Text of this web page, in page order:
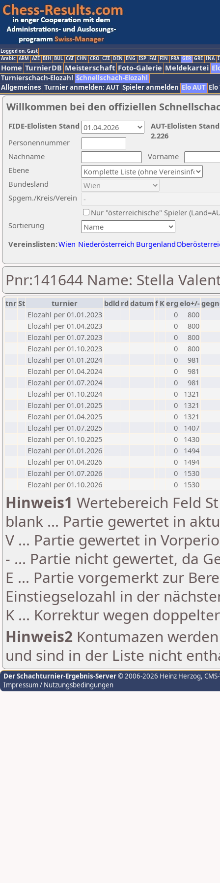
Logged on: Gast
Arabic ARM AZE BIH BUL CAT CHN CRO CZE DEN ENG ESP FAI FIN FRA GER GRE INA
Home TurnierDB Meisterschaft Foto-Galerie Meldekartei
Turnierschach-Elozahl Schnellschach-Elozahl
Allgemeines Turnier anmelden: AUT Spieler anmelden Elo AUT
Willkommen bei den offiziellen
Nachname
Vorname
Ebene
Sortierung
Personennummer
Bundesland
Spgem./Kreis/Verein
Nur "österreichische" Spieler
Vereinslisten:Wien Niederösterreich Burgenland
AUT-Elolisten
2.226
FIDE-Elolisten Stand
Pnr:141644 Name: Stella
tnrSt turnier bdld rd datumf Kerg elo+/-
Elozahl per 01.01.2023
0
800
Elozahl per 01.04.2023
0
800
Elozahl per 01.07.2023
0
800
Elozahl per 01.10.2023
0
800
Elozahl per 01.01.2024
0
981
Elozahl per 01.04.2024
0
981
Elozahl per 01.07.2024
0
981
Elozahl per 01.10.2024
0
1321
Elozahl per 01.01.2025
0
1321
Elozahl per 01.04.2025
0
1321
Elozahl per 01.07.2025
0
1407
Elozahl per 01.10.2025
0
1430
Elozahl per 01.01.2026
0
1494
Elozahl per 01.04.2026
0
1494
Elozahl per 01.07.2026
0
1530
Elozahl per 01.10.2026
0 1530
Hinweis1 Wertebereich Feld
blank ... Partie gewertet in
V ... Partie gewertet in
- ... Partie nicht gewertet, da
E ... Partie vorgemerkt zur
Einstiegselozahl in der
K ... Korrektur wegen
Hinweis2 Kontumazen
und sind in der Liste nicht
Der Schachturnier-Ergebnis-Server© 2006-2026 Heinz Herzog,
Impressum / Nutzungsbedingungen